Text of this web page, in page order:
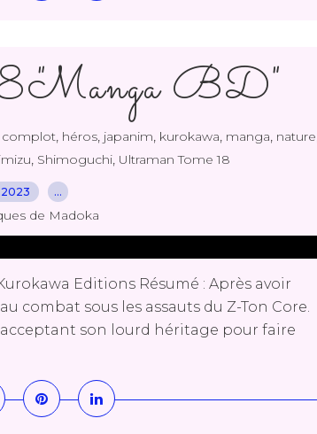
"Manga BD"
complot, héros, japanim, kurokawa, manga, nature
, Shimoguchi, Ultraman Tome 18
…
de Madoka
Editions Résumé : Après avoir
combat sous les assauts du Z-Ton Core.
son lourd héritage pour faire